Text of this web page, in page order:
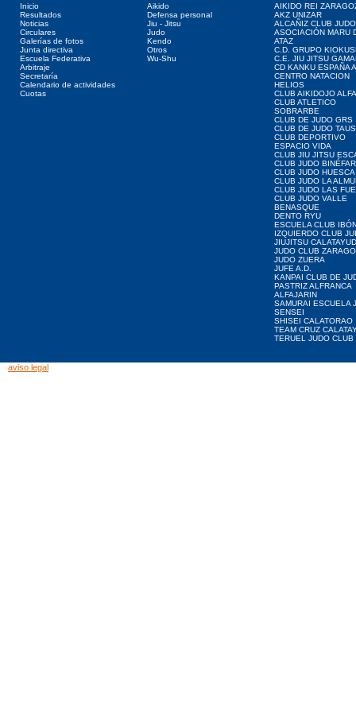
Inicio
Resultados
Noticias
Circulares
Galerías de fotos
Junta directiva
Escuela Federativa
Arbitraje
Secretaría
Calendario de actividades
Cuotas
Aikido
Defensa personal
Jiu - Jitsu
Judo
Kendo
Otros
Wu-Shu
AIKIDO REI
AKZ UNIZAR
ALCAÑIZ CLUB JUDO
ASOCIACIÓN MARU
ATAZ
C.D. GRUPO
C.E. JIU JITSU
CD KANKU ESPAÑA
CENTRO NATACION
HELIOS
CLUB AIKIDOJO
CLUB ATLETICO
SOBRARBE
CLUB DE JUDO GRS
CLUB DE JUDO
CLUB DEPORTIVO
ESPACIO VIDA
CLUB JIU JITSU
CLUB JUDO BINÉFAR
CLUB JUDO HUESCA
CLUB JUDO LA
CLUB JUDO LAS
CLUB JUDO VALLE
BENASQUE
DENTO RYU
ESCUELA CLUB
IZQUIERDO CLUB
JIUJITSU
JUDO CLUB
JUDO ZUERA
JUFE A.D.
KANPAI CLUB DE
PASTRIZ ALFRANCA
ALFAJARIN
SAMURAI ESCUELA
SENSEI
SHISEI CALATORAO
TEAM CRUZ
TERUEL JUDO CLUB
aviso legal